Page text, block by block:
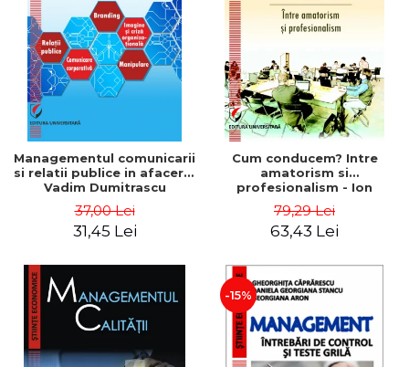
ADMINISTRATIVE
ȘTIINȚE ECONOMICE
ȘTIINȚE EXACTE
EDUCAȚIE FIZICĂ ȘI SPORT
PREUNIVERSITARIA
TIMP LIBER
ÎN CURS DE APARIȚIE
NOUTĂȚI
PACHETE DE STUDIU
PROMOȚIILE LUNII
ULTIMELE EXEMPLARE
Cum Cumpăr
Livrare
Politica de Retur
Formular de Retur
Distribuitori
Managementul comunicarii
si relatii publice in afaceri -
Vadim Dumitrascu
37,00 Lei
31,45 Lei
Cum conducem? Intre
amatorism si
profesionalism - Ion
79,29 Lei
63,43 Lei
-15%